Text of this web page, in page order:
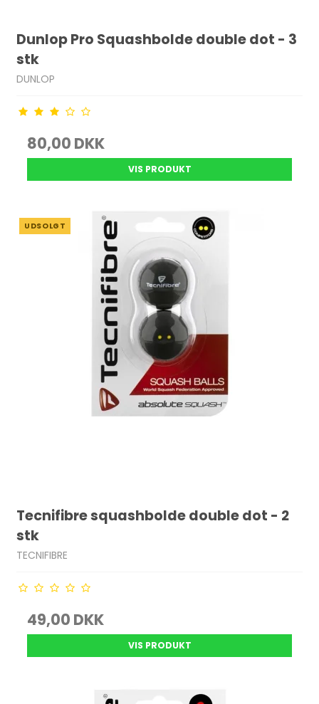
Dunlop Pro Squashbolde double dot - 3
stk
DUNLOP
80,00 DKK
VIS PRODUKT
UDSOLGT
Tecnifibre squashbolde double dot - 2
stk
TECNIFIBRE
49,00 DKK
VIS PRODUKT